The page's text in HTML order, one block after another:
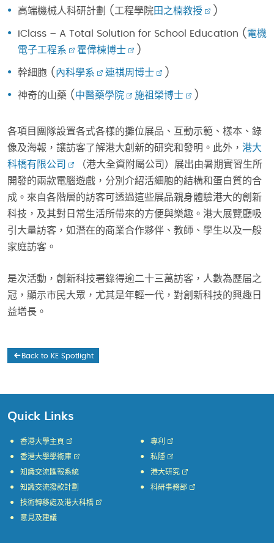
高端機械人科研計劃 (工程學院田之楠教授 )
iClass – A Total Solution for School Education ( 電機
電子工程系
霍偉棟博士 )
幹細胞 ( 內科學系 連祺周博士 )
神奇的山藥 ( 中醫藥學院 施祖榮博士 )
各項目團隊設置各式各樣的攤位展品、互動示範、樣本、錄
像及海報，讓訪客了解港大創新的研究和發明。此外， 港大
科橋有限公司
（港大全資附屬公司）展出由暑期實習生所
開發的兩款電腦遊戲，分別介紹活細胞的結構和蛋白質的合
成。來自各階層的訪客可透過這些展品親身體驗港大的創新
科技，及其對日常生活所帶來的方便與樂趣。港大展覽廳吸
引大量訪客，如潛在的商業合作夥伴、教師、學生以及一般
家庭訪客。
是次活動，創新科技署錄得逾二十三萬訪客，人數為歷届之
冠，顯示市民大眾，尤其是年輕一代，對創新科技的興趣日
益增長。
Back to KE Spotlight
Quick Links
香港大學主頁
香港大學學術庫
知識交流匯報系統
知識交流撥款計劃
專利
私隱
港大研究
科研事務部
技術轉移處及港大科橋
意見及建議